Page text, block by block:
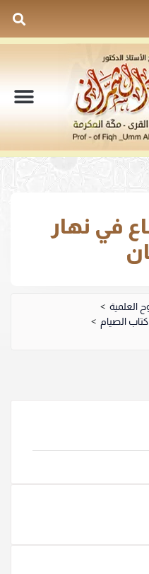
في نهار
العلمية >
>